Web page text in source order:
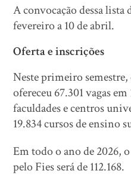
A convocação dessa lista
fevereiro a 10 de abril.
Oferta e inscrições
Neste primeiro
ofereceu 67.301 vagas
faculdades e centros
19.834 cursos de ensino
Em todo o ano de 2026,
pelo Fies será de 112.168.